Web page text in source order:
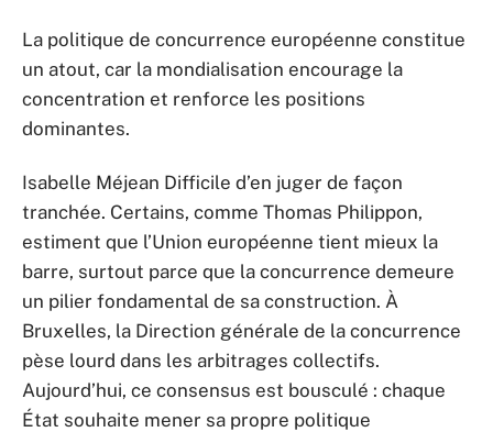
La politique de concurrence européenne constitue
un atout, car la mondialisation encourage la
concentration et renforce les positions
dominantes.
Isabelle Méjean Difficile d’en juger de façon
tranchée. Certains, comme Thomas Philippon,
estiment que l’Union européenne tient mieux la
barre, surtout parce que la concurrence demeure
un pilier fondamental de sa construction. À
Bruxelles, la Direction générale de la concurrence
pèse lourd dans les arbitrages collectifs.
Aujourd’hui, ce consensus est bousculé : chaque
État souhaite mener sa propre politique